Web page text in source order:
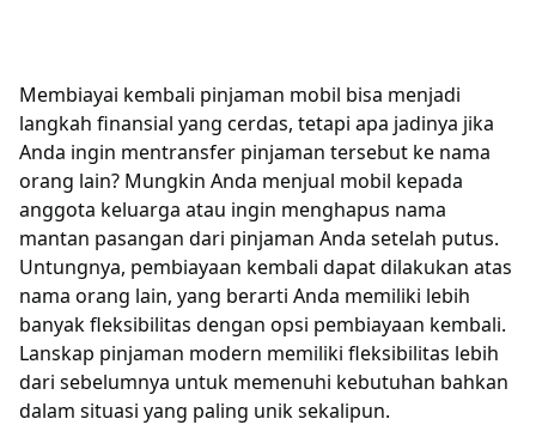
Membiayai kembali pinjaman mobil bisa menjadi
langkah finansial yang cerdas, tetapi apa jadinya jika
Anda ingin mentransfer pinjaman tersebut ke nama
orang lain? Mungkin Anda menjual mobil kepada
anggota keluarga atau ingin menghapus nama
mantan pasangan dari pinjaman Anda setelah putus.
Untungnya, pembiayaan kembali dapat dilakukan atas
nama orang lain, yang berarti Anda memiliki lebih
banyak fleksibilitas dengan opsi pembiayaan kembali.
Lanskap pinjaman modern memiliki fleksibilitas lebih
dari sebelumnya untuk memenuhi kebutuhan bahkan
dalam situasi yang paling unik sekalipun.